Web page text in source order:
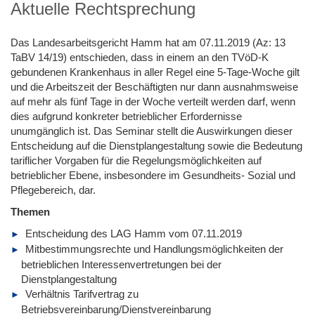
Aktuelle Rechtsprechung
Das Landesarbeitsgericht Hamm hat am 07.11.2019 (Az: 13
TaBV 14/19) entschieden, dass in einem an den TVöD-K
gebundenen Krankenhaus in aller Regel eine 5-Tage-Woche gilt
und die Arbeitszeit der Beschäftigten nur dann ausnahmsweise
auf mehr als fünf Tage in der Woche verteilt werden darf, wenn
dies aufgrund konkreter betrieblicher Erfordernisse
unumgänglich ist. Das Seminar stellt die Auswirkungen dieser
Entscheidung auf die Dienstplangestaltung sowie die Bedeutung
tariflicher Vorgaben für die Regelungsmöglichkeiten auf
betrieblicher Ebene, insbesondere im Gesundheits- Sozial und
Pflegebereich, dar.
Themen
Entscheidung des LAG Hamm vom 07.11.2019
Mitbestimmungsrechte und Handlungsmöglichkeiten der
betrieblichen Interessenvertretungen bei der
Dienstplangestaltung
Verhältnis Tarifvertrag zu
Betriebsvereinbarung/Dienstvereinbarung